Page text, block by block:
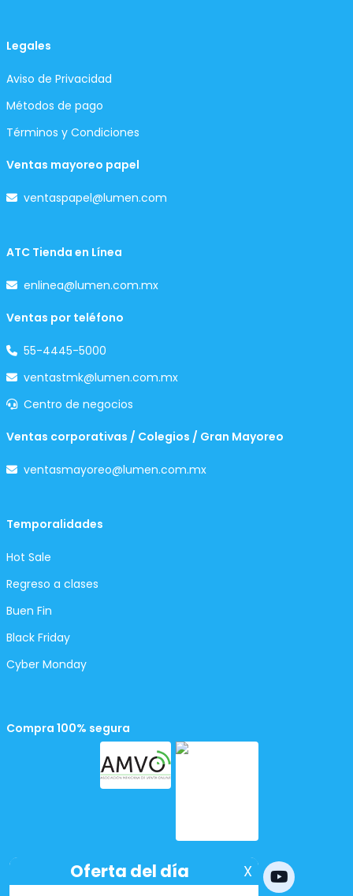
Legales
Aviso de Privacidad
Métodos de pago
Términos y Condiciones
Ventas mayoreo papel
ventaspapel@lumen.com
ATC Tienda en Línea
enlinea@lumen.com.mx
Ventas por teléfono
55-4445-5000
ventastmk@lumen.com.mx
Centro de negocios
Ventas corporativas / Colegios / Gran Mayoreo
ventasmayoreo@lumen.com.mx
Temporalidades
Hot Sale
Regreso a clases
Buen Fin
Black Friday
Cyber Monday
Compra 100% segura